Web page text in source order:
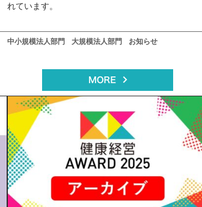
れています。
中小規模法人部門 大規模法人部門 お知らせ